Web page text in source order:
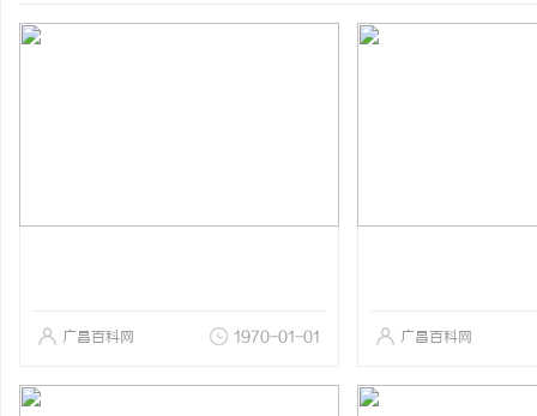
广昌百科网 1970-01-01 广昌百科网